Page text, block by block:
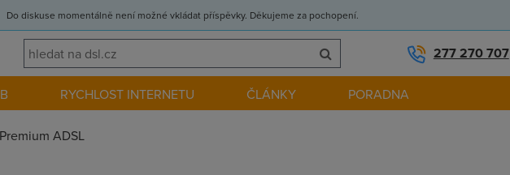
Do diskuse momentálně není možné vkládat příspěvky. Děkujeme za pochopení.
277 270 707
RYCHLOST INTERNETU ČLÁNKY PORADNA
Premium ADSL